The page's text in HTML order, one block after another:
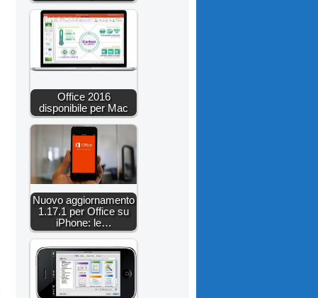
Office 2016
disponibile per Mac
Nuovo aggiornamento
1.17.1 per Office su
iPhone: le…